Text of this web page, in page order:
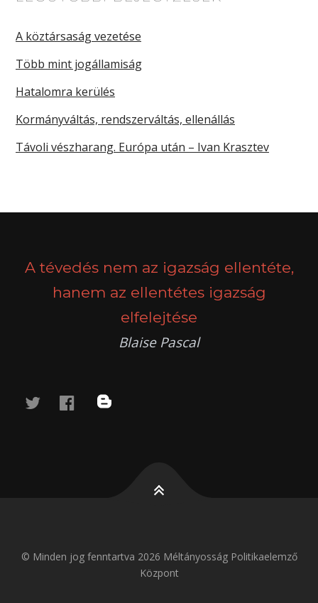
A köztársaság vezetése
Több mint jogállamiság
Hatalomra kerülés
Kormányváltás, rendszerváltás, ellenállás
Távoli vészharang. Európa után – Ivan Krasztev
A tévedés nem az igazság ellentéte,
hanem az ellentétes igazság
elfelejtése
Blaise Pascal
twitterfacebook
blog
© Minden jog fenntartva 2026 Méltányosság Politikaelemző
Központ